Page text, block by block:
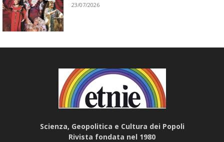
23/07/2026
Scienza, Geopolitica e Cultura dei Popoli
Rivista fondata nel 1980